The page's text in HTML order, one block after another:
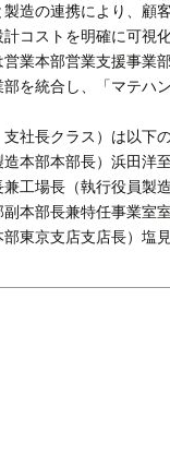
造の連携により、顧
コストを明確に可
業本部営業支援事
を統合し、「マテハ
社長クラス）は以下
本部本部長）浜田洋
工場長（執行役員製
本部長兼特任事業室
東京支店支店長）塩